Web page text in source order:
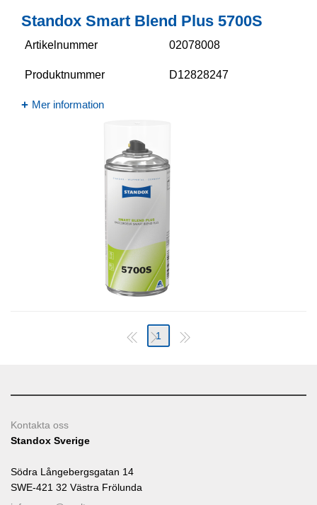
Standox Smart Blend Plus 5700​S
Artikelnummer 02078008
Produktnummer D12828247
Mer information
1
Kontakta oss
Standox Sverige
Södra Långebergsgatan 14
SWE-421 32 Västra Frölunda